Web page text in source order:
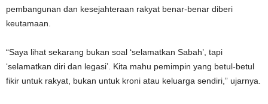
pembangunan dan kesejahteraan rakyat benar-benar diberi
keutamaan.
“Saya lihat sekarang bukan soal ‘selamatkan Sabah’, tapi
‘selamatkan diri dan legasi’. Kita mahu pemimpin yang betul-betul
fikir untuk rakyat, bukan untuk kroni atau keluarga sendiri,” ujarnya.